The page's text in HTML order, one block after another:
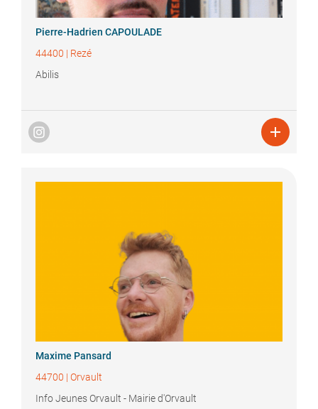
Pierre-Hadrien CAPOULADE
44400 | Rezé
Abilis

Maxime Pansard
44700 | Orvault
Info Jeunes Orvault - Mairie d'Orvault